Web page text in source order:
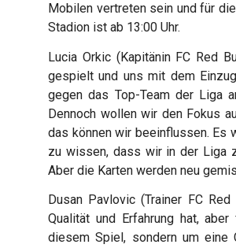
Mobilen vertreten sein und für
Stadion ist ab 13:00 Uhr.
Lucia Orkic (Kapitänin FC Red
gespielt und uns mit dem
gegen das Top-Team der Liga
Dennoch wollen wir den Fokus
das können wir beeinflussen. Es
zu wissen, dass wir in der Liga
Aber die Karten werden neu
Dusan Pavlovic (Trainer FC
Qualität und Erfahrung hat,
diesem Spiel, sondern um eine